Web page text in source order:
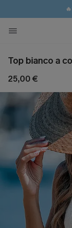
Top bianco a
25,00 €